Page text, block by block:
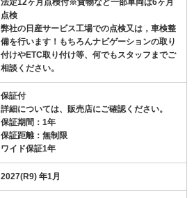
点検
弊社の日産サービス工場での点検又は，車検整
備を行います！もちろんナビゲーションの取り
付けやETC取り付け等、何でもスタッフまでご
相談ください。
保証付
詳細については、販売店にご確認ください。
保証期間：1年
保証距離：無制限
ワイド保証1年
2027(R9) 年1月